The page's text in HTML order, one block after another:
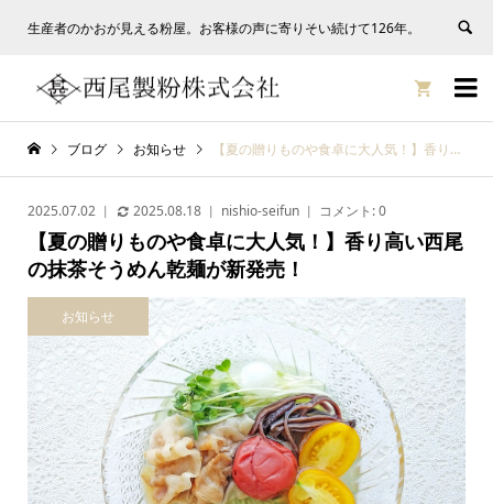
生産者のかおが見える粉屋。お客様の声に寄りそい続けて126年。


ブログ お知らせ 【夏の贈りものや食卓に大人気！】香り高い西尾の抹茶そうめん乾麺が新発売！
2025.07.02 2025.08.18 nishio-seifun コメント:0
【夏の贈りものや食卓に大人気！】香り高い西尾
の抹茶そうめん乾麺が新発売！
お知らせ